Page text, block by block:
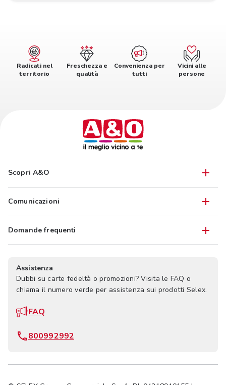
Radicati nel
territorio
Freschezza e
qualità
Convenienza per
tutti
Vicini alle
persone
Scopri A&O
Comunicazioni
Domande frequenti
Assistenza
Dubbi su carte fedeltà o promozioni? Visita le FAQ o
chiama il numero verde per assistenza sui prodotti Selex.
FAQ
800992992